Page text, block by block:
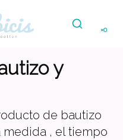
×0
y
de bautizo
, el tiempo